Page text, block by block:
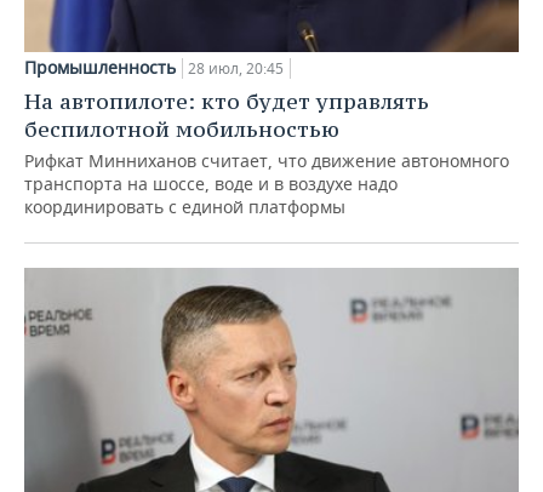
Промышленность 28 июл, 20:45
На автопилоте: кто будет управлять
беспилотной мобильностью
Рифкат Минниханов считает, что движение автономного
транспорта на шоссе, воде и в воздухе надо
координировать с единой платформы